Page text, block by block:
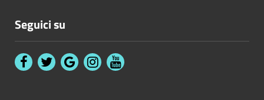
Seguici su